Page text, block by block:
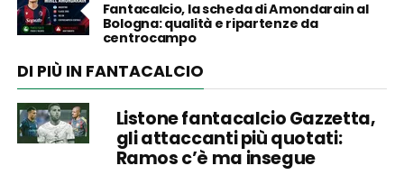
Fantacalcio, la scheda di Amondarain al
Bologna: qualità e ripartenze da
centrocampo
DI PIÙ IN FANTACALCIO
Listone fantacalcio Gazzetta,
gli attaccanti più quotati:
Ramos c’è ma insegue